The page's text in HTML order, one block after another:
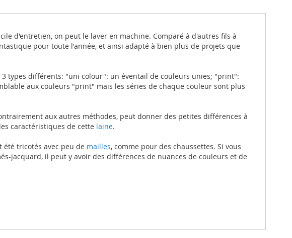
d'entretien, on peut le laver en machine. Comparé à d'autres fils à
pour toute l'année, et ainsi adapté à bien plus de projets que
3 types différents: "uni colour": un éventail de couleurs unies; "print":
aux couleurs "print" mais les séries de chaque couleur sont plus
aux autres méthodes, peut donner des petites différences à
caractéristiques de cette laine.
tricotés avec peu de mailles, comme pour des chaussettes. Si vous
jacquard, il peut y avoir des différences de nuances de couleurs et de